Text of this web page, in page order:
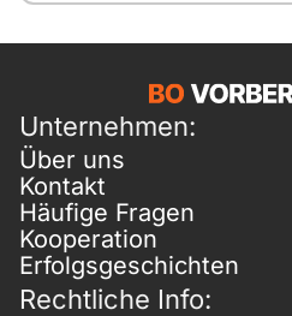
Unternehmen:
Über uns
Kontakt
Häufige Fragen
Kooperation
Erfolgsgeschichten
Rechtliche Info: